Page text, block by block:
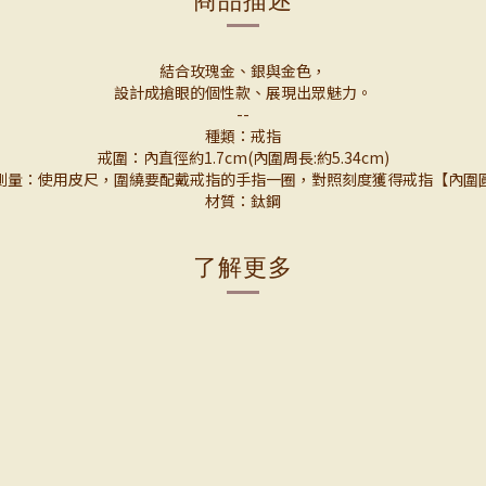
結合玫瑰金、銀與金色，
設計成搶眼的個性款、展現出眾魅力。
--
種類：戒指
戒圍：內直徑約1.7cm(內圍周長:約5.34cm)
量：使用皮尺，圍繞要配戴戒指的手指一圈，對照刻度獲得戒指【內圍
材質：鈦鋼
了解更多